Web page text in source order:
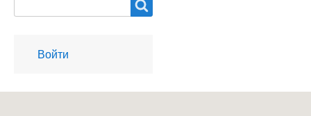
User
account
Войти